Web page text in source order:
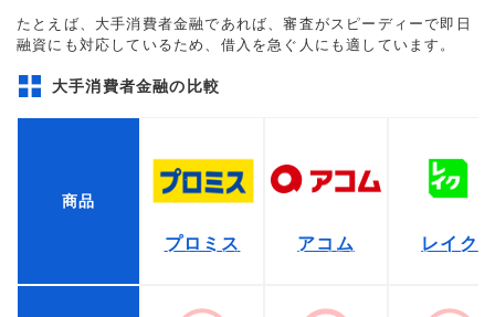
たとえば、大手消費者金融であれば、審査がスピーディーで即日
融資にも対応しているため、借入を急ぐ人にも適しています。
大手消費者金融の比較
商品
プロミス アコム レイク